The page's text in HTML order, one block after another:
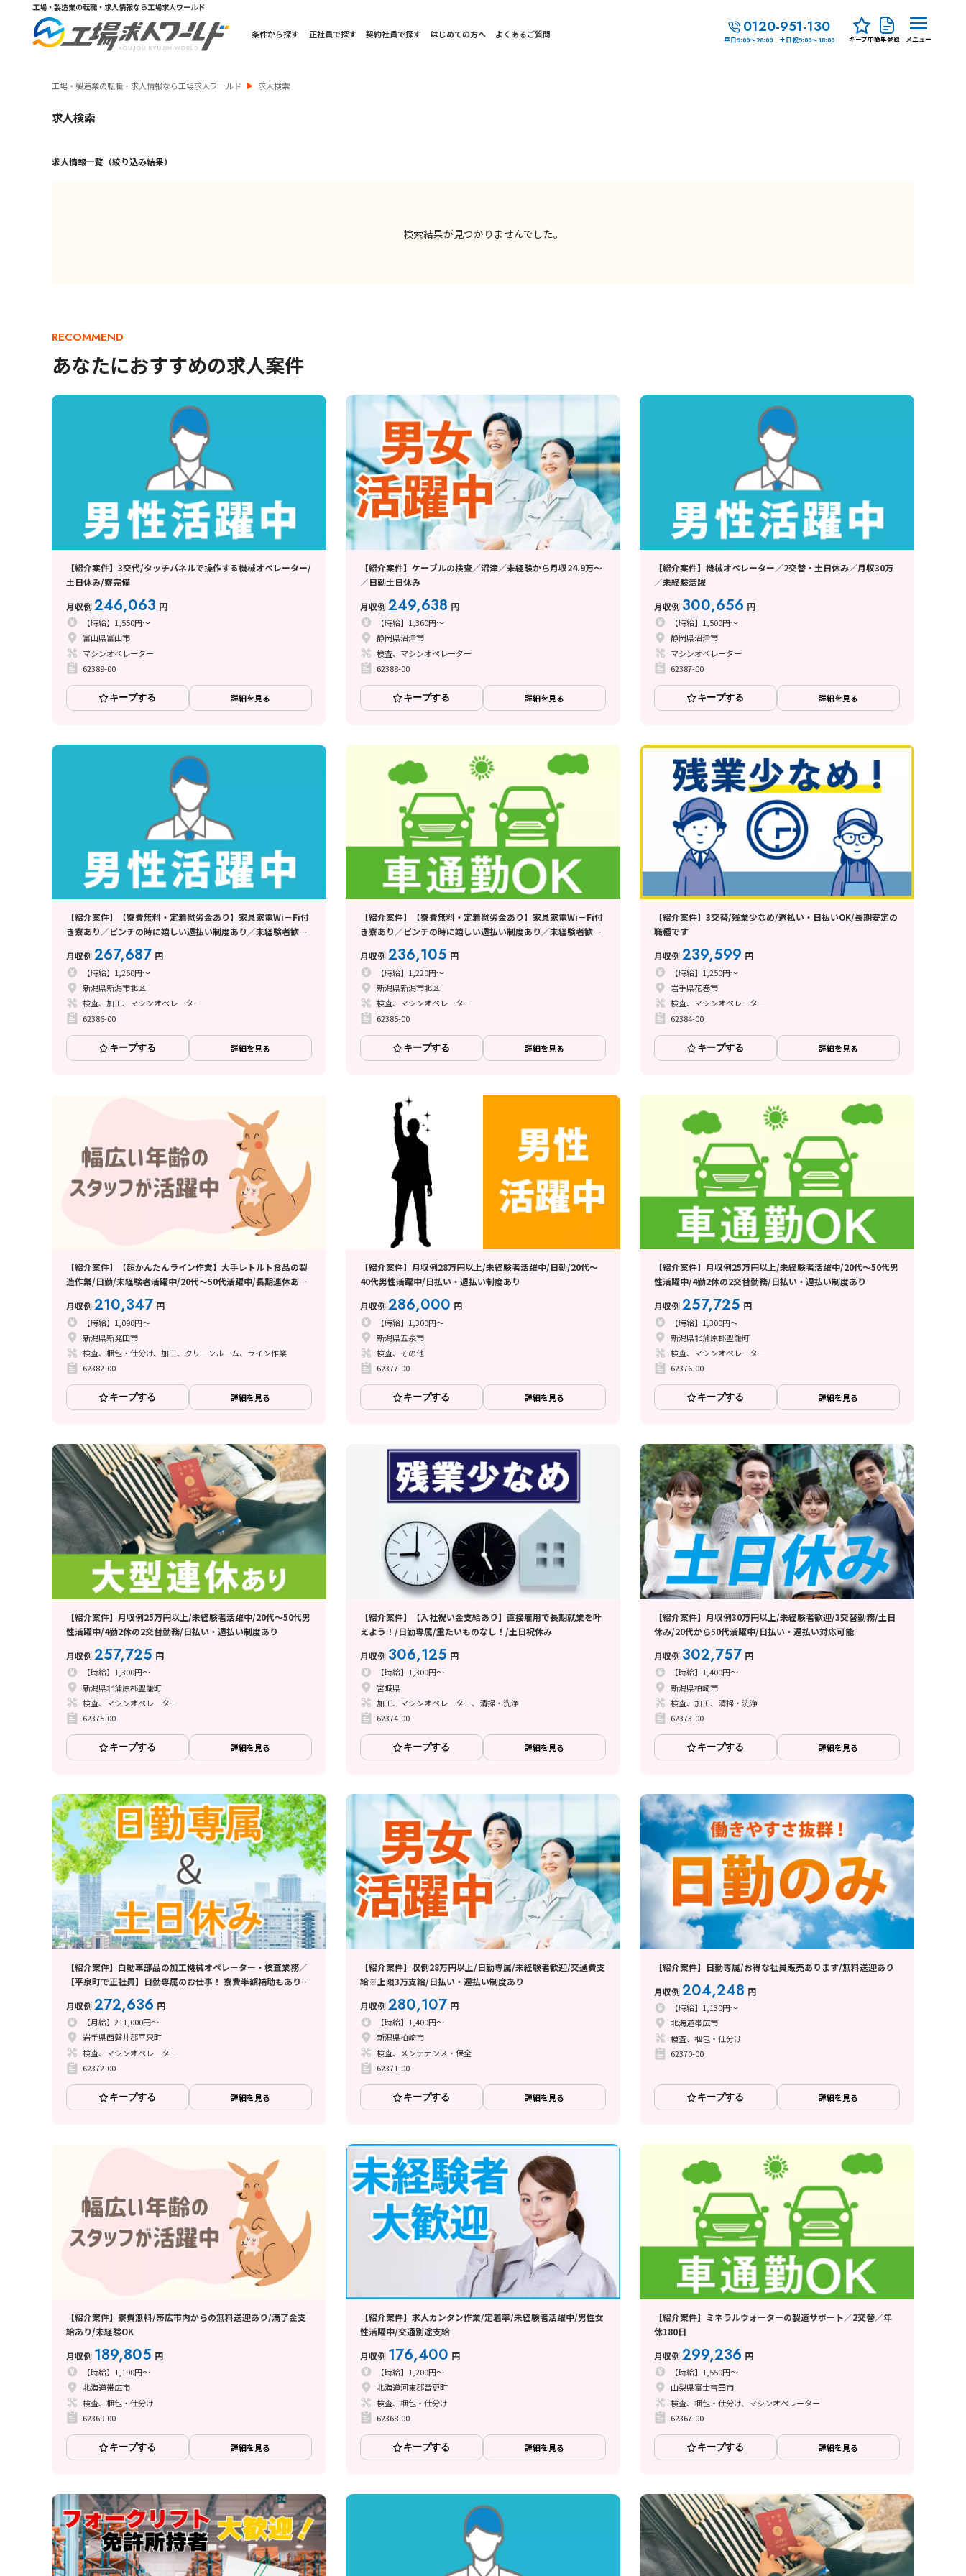
工場・製造業の転職・求人情報なら工場求人ワールド
条件から探す 正社員で探す 契約社員で探す はじめての方へ よくあるご質問 0120-951-130
平日9:00～20:00 土日祝9:00～18:00 キープ中簡単登録 メニュー
工場・製造業の転職・求人情報なら工場求人ワールド 求人検索
求人検索
求人情報一覧（絞り込み結果）
検索結果が見つかりませんでした。
RECOMMEND
あなたにおすすめの求人案件
【紹介案件】3交代/タッチパネルで操作する機械オペレーター/
土日休み/寮完備
月収例246,063 円
【時給】1,550円～
富山県富山市
マシンオペレーター
62389-00
キープする 詳細を見る
【紹介案件】ケーブルの検査／沼津／未経験から月収24.9万～
／日勤土日休み
月収例249,638 円
【時給】1,360円～
静岡県沼津市
検査、マシンオペレーター
62388-00
キープする 詳細を見る
【紹介案件】機械オペレーター／2交替・土日休み／月収30万
／未経験活躍
月収例 300,656 円
【時給】1,500円～
静岡県沼津市
マシンオペレーター
62387-00
キープする 詳細を見る
【紹介案件】【寮費無料・定着慰労金あり】家具家電Wi－Fi付
き寮あり／ピンチの時に嬉しい週払い制度あり／未経験者歓迎
月収例267,687 円
【時給】1,260円～
新潟県新潟市北区
検査、加工、マシンオペレーター
62386-00
キープする 詳細を見る
【紹介案件】【寮費無料・定着慰労金あり】家具家電Wi－Fi付
き寮あり／ピンチの時に嬉しい週払い制度あり／未経験者歓迎
月収例236,105 円
【時給】1,220円～
新潟県新潟市北区
検査、マシンオペレーター
62385-00
キープする 詳細を見る
【紹介案件】3交替/残業少なめ/週払い・日払いOK/長期安定の
職種です
月収例239,599 円
【時給】1,250円～
岩手県花巻市
検査、マシンオペレーター
62384-00
キープする 詳細を見る
【紹介案件】【超かんたんライン作業】大手レトルト食品の製
造作業/日勤/未経験者活躍中/20代～50代活躍中/長期連休あり/
月収例210,347 円
【時給】1,090円～
新潟県新発田市
検査、梱包・仕分け、加工、クリーンルーム、ライン作業
62382-00
キープする 詳細を見る
【紹介案件】月収例28万円以上/未経験者活躍中/日勤/20代～
40代男性活躍中/日払い・週払い制度あり
月収例286,000 円
【時給】1,300円～
新潟県五泉市
検査、その他
62377-00
キープする 詳細を見る
【紹介案件】月収例25万円以上/未経験者活躍中/20代～50代男
性活躍中/4勤2休の2交替勤務/日払い・週払い制度あり
月収例257,725 円
【時給】1,300円～
新潟県北蒲原郡聖籠町
検査、マシンオペレーター
62376-00
キープする 詳細を見る
【紹介案件】月収例25万円以上/未経験者活躍中/20代～50代男
性活躍中/4勤2休の2交替勤務/日払い・週払い制度あり
月収例257,725 円
【時給】1,300円～
新潟県北蒲原郡聖籠町
検査、マシンオペレーター
62375-00
キープする 詳細を見る
【紹介案件】【入社祝い金支給あり】直接雇用で長期就業を叶
えよう！/日勤専属/重たいものなし！/土日祝休み
月収例 306,125 円
【時給】1,300円～
宮城県
加工、マシンオペレーター、清掃・洗浄
62374-00
キープする 詳細を見る
【紹介案件】月収例30万円以上/未経験者歓迎/3交替勤務/土日
休み/20代から50代活躍中/日払い・週払い対応可能
月収例 302,757 円
【時給】1,400円～
新潟県柏崎市
検査、加工、清掃・洗浄
62373-00
キープする 詳細を見る
【紹介案件】自動車部品の加工機械オペレーター・検査業務／
【平泉町で正社員】日勤専属のお仕事！ 寮費半額補助もありま
月収例272,636 円
【月給】211,000円～
岩手県西磐井郡平泉町
検査、マシンオペレーター
62372-00
キープする 詳細を見る
【紹介案件】収例28万円以上/日勤専属/未経験者歓迎/交通費支
給※上限3万支給/日払い・週払い制度あり
月収例280,107 円
【時給】1,400円～
新潟県柏崎市
検査、メンテナンス・保全
62371-00
キープする 詳細を見る
【紹介案件】日勤専属/お得な社員販売あります/無料送迎あり
月収例204,248 円
【時給】1,130円～
北海道帯広市
検査、梱包・仕分け
62370-00
キープする 詳細を見る
【紹介案件】寮費無料/帯広市内からの無料送迎あり/満了金支
給あり/未経験OK
月収例 189,805 円
【時給】1,190円～
北海道帯広市
検査、梱包・仕分け
62369-00
キープする 詳細を見る
【紹介案件】求人カンタン作業/定着率/未経験者活躍中/男性女
性活躍中/交通別途支給
月収例 176,400 円
【時給】1,200円～
北海道河東郡音更町
検査、梱包・仕分け
62368-00
キープする 詳細を見る
【紹介案件】ミネラルウォーターの製造サポート／2交替／年
休180日
月収例299,236 円
【時給】1,550円～
山梨県富士吉田市
検査、梱包・仕分け、マシンオペレーター
62367-00
キープする 詳細を見る